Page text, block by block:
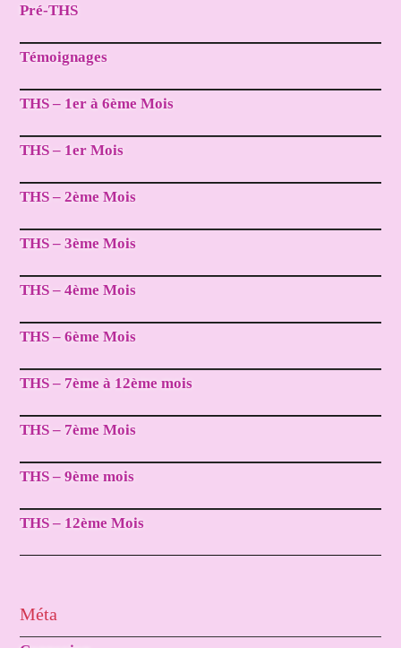
Pré-THS
Témoignages
THS – 1er à 6ème Mois
THS – 1er Mois
THS – 2ème Mois
THS – 3ème Mois
THS – 4ème Mois
THS – 6ème Mois
THS – 7ème à 12ème mois
THS – 7ème Mois
THS – 9ème mois
THS – 12ème Mois
Méta